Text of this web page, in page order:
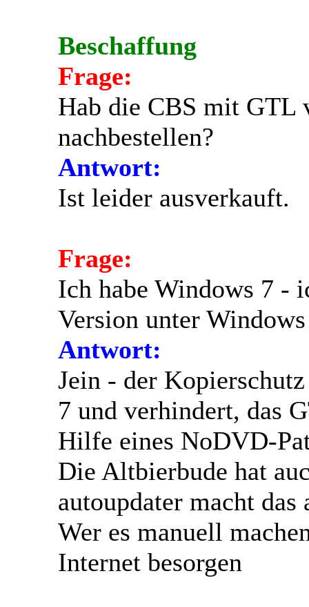
Beschaffung
Frage:
Hab die CBS mit GTL
nachbestellen?
Antwort:
Ist leider ausverkauft.
Frage:
Ich habe Windows 7 -
Version unter
Antwort:
Jein - der
7 und verhindert, das
Hilfe eines NoDVD-
Die Altbierbude hat
autoupdater macht
Wer es manuell
Internet besorgen